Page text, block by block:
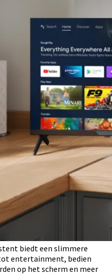
biedt een slimmere
entertainment, bedien
op het scherm en meer